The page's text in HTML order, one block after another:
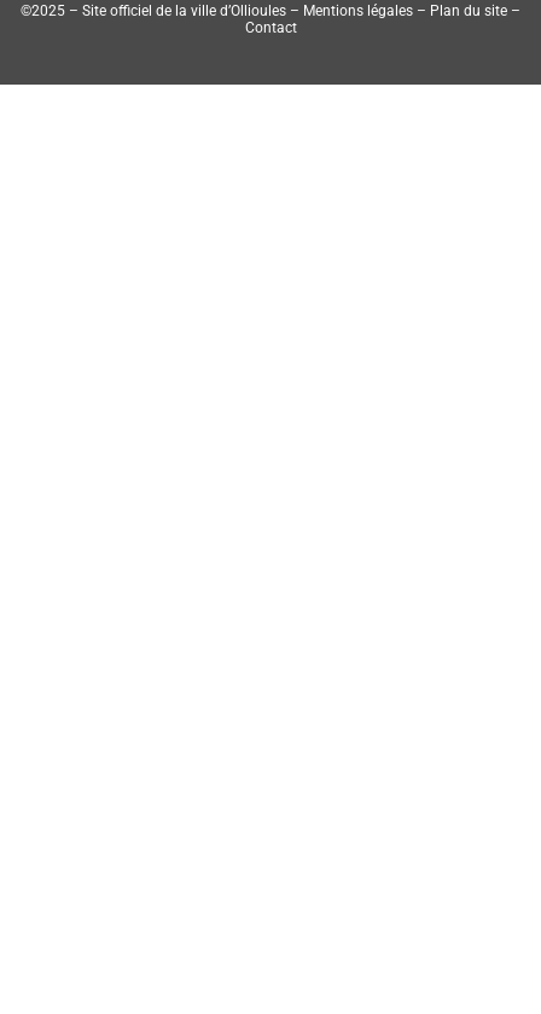
©2025 – Site officiel de la ville d’Ollioules – Mentions légales – Plan du site –
Contact